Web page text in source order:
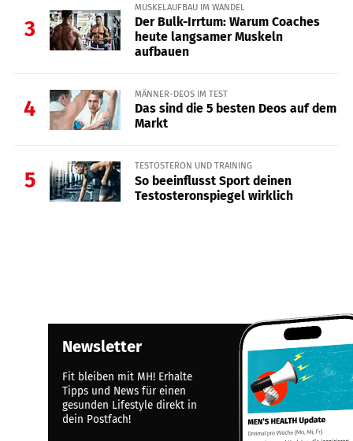
3
MUSKELAUFBAU IM WANDEL
Der Bulk-Irrtum: Warum Coaches
heute langsamer Muskeln
aufbauen
4
MÄNNER-DEOS IM TEST
Das sind die 5 besten Deos auf dem
Markt
5
TESTOSTERON UND TRAINING
So beeinflusst Sport deinen
Testosteronspiegel wirklich
Newsletter
Fit bleiben mit MH! Erhalte
Tipps und News für einen
gesunden Lifestyle direkt in
dein Postfach!